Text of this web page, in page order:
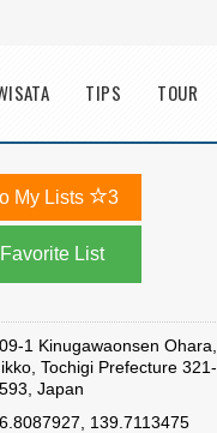
TIPS TOUR
My Lists 3
1 Kinugawaonsen Ohara,
Tochigi Prefecture 321-
Japan
139.7113475